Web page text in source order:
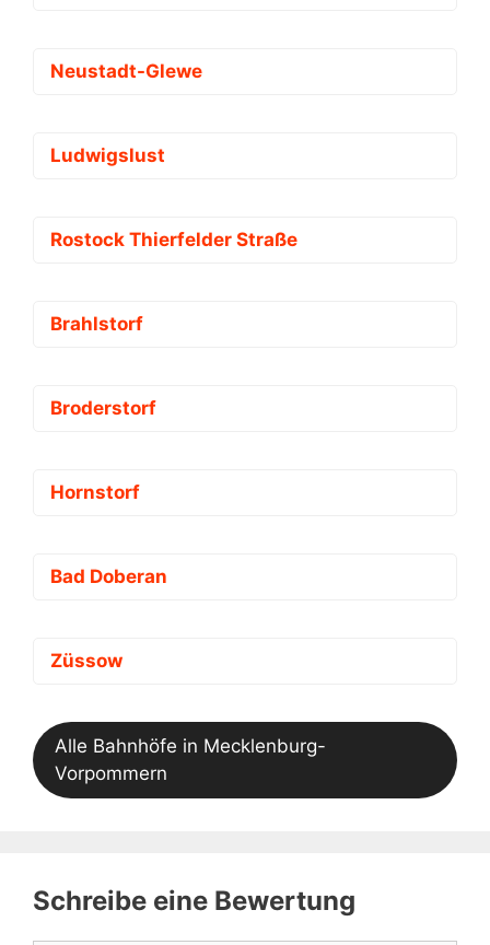
Neustadt-Glewe
Ludwigslust
Rostock Thierfelder Straße
Brahlstorf
Broderstorf
Hornstorf
Bad Doberan
Züssow
Alle Bahnhöfe in Mecklenburg-
Vorpommern
Schreibe eine Bewertung